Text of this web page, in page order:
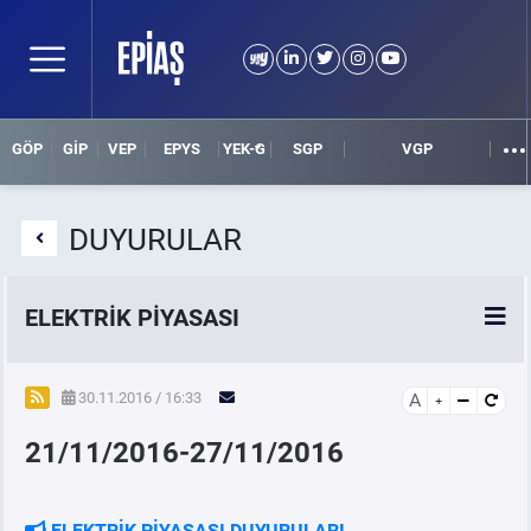
GÖP GİP VEP EPYS YEK-G SGP VGP
DUYURULAR
ELEKTRİK PİYASASI
SPOT ELEKTRİK PİYASALARI
ÖRNEK FİNANS BELGELERİ
VADELİ ELEKTRİK PİYASASI
30.11.2016 / 16:33 A
21/11/2016-27/11/2016